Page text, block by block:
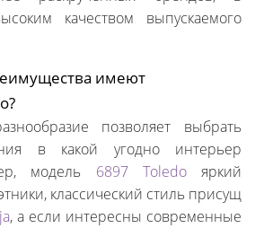
качеством выпускаемого
имеют
позволяет выбрать
в какой угодно интерьер
модель 6897 Toledoяркий
классический стиль присущ
, а если интересны современные